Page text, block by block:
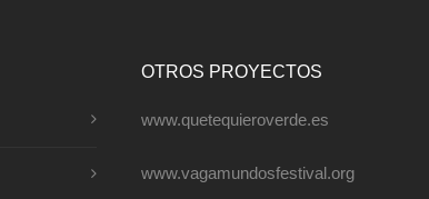
OTROS PROYECTOS
www.quetequieroverde.es
www.vagamundosfestival.org